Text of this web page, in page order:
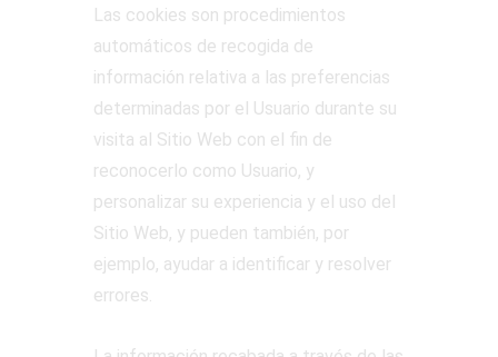
Las cookies son procedimientos
automáticos de recogida de
información relativa a las preferencias
determinadas por el Usuario durante su
visita al Sitio Web con el fin de
reconocerlo como Usuario, y
personalizar su experiencia y el uso del
Sitio Web, y pueden también, por
ejemplo, ayudar a identificar y resolver
errores.